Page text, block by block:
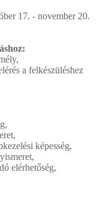
17. - november 20.
a felkészüléshez
képesség,
elérhetőség,